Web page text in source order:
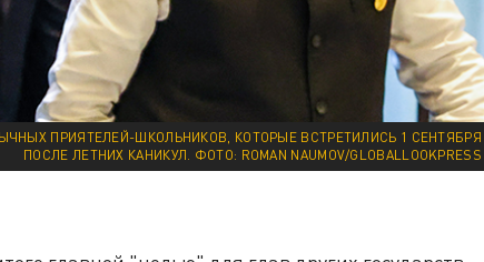
ПРИЯТЕЛЕЙ-ШКОЛЬНИКОВ, КОТОРЫЕ ВСТРЕТИЛИСЬ 1 СЕНТЯБРЯ
ПОСЛЕ ЛЕТНИХ КАНИКУЛ. ФОТО: ROMAN NAUMOV/GLOBALLOOKPRESS